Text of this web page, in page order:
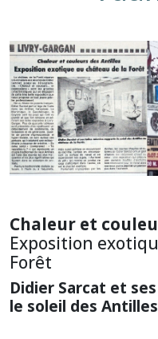
Chaleur et
Exposition
Forêt
Didier Sarcat et
le soleil des